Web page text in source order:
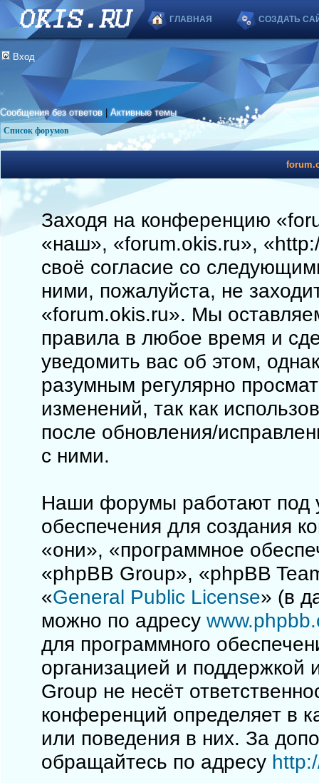
ГЛАВНАЯ СОЗДАТЬ
Вход
Сообщения без ответов |Активные темы
Список форумов
Заходя на конференцию
«наш», «forum.okis.ru»,
своё согласие со
ними, пожалуйста, не
«forum.okis.ru». Мы
правила в любое время и
уведомить вас об этом,
разумным регулярно
изменений, так как
после обновления/
с ними.
Наши форумы работают под
обеспечения для создания
«они», «программное
«phpBB Group», «phpBB
«General Public License» (в
можно по адресу
для программного
организацией и поддержкой
Group не несёт
конференций определяет в
или поведения в них. За
обращайтесь по адресу